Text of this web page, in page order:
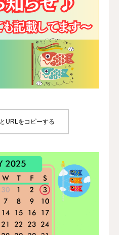
URLをコピーする